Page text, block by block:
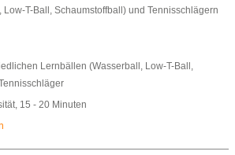
T-Ball, Schaumstoffball) und Tennisschlägern
Lernbällen (Wasserball, Low-T-Ball,
15 - 20 Minuten